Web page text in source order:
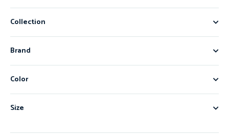
Collection
Brand
Color
Size